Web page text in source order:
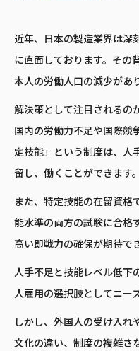
近年、日本の製造業界は深
に直面しております。その
本人の労働人口の減少があ
解決策として注目されるの
国内の労働力不足や国際競
定技能」という制度は、人
留し、働くことができます。
また、特定技能の在留資格
能水準の両方の試験に合格
高い即戦力の確保が期待で
人手不足と技能レベル低下
人雇用の選択肢としてニー
しかし、外国人の受け入れ
文化の違い、制度の複雑さ